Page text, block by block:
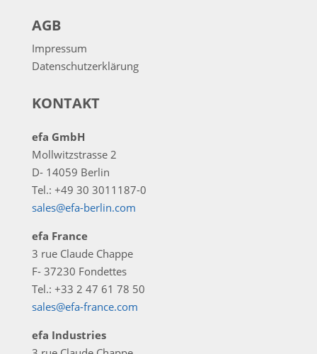
AGB
Impressum
Datenschutzerklärung
KONTAKT
efa GmbH
Mollwitzstrasse 2
D- 14059 Berlin
Tel.: +49 30 3011187-0
sales@efa-berlin.com
efa France
3 rue Claude Chappe
F- 37230 Fondettes
Tel.: +33 2 47 61 78 50
sales@efa-france.com
efa Industries